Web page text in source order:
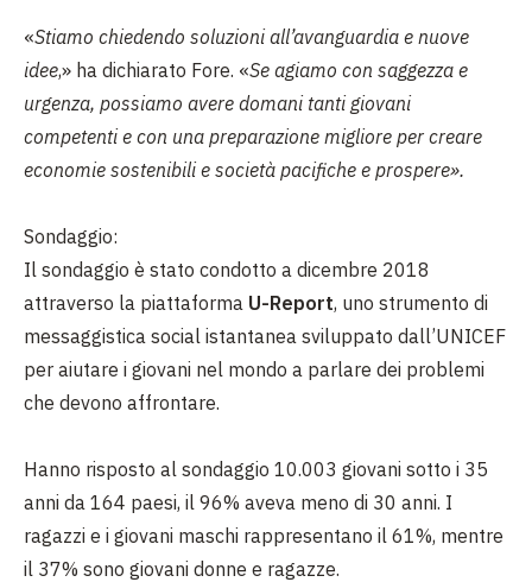
«Stiamo chiedendo soluzioni all’avanguardia e nuove
idee,» ha dichiarato Fore. «Se agiamo con saggezza e
urgenza, possiamo avere domani tanti giovani
competenti e con una preparazione migliore per creare
economie sostenibili e società pacifiche e prospere».
Sondaggio:
Il sondaggio è stato condotto a dicembre 2018
attraverso la piattaforma U-Report, uno strumento di
messaggistica social istantanea sviluppato dall’UNICEF
per aiutare i giovani nel mondo a parlare dei problemi
che devono affrontare.
Hanno risposto al sondaggio 10.003 giovani sotto i 35
anni da 164 paesi, il 96% aveva meno di 30 anni. I
ragazzi e i giovani maschi rappresentano il 61%, mentre
il 37% sono giovani donne e ragazze.